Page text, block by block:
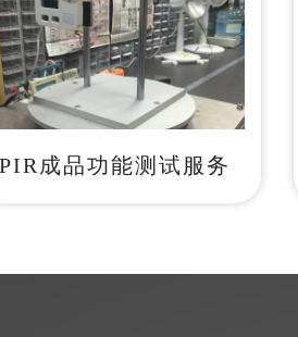
PIR成品功能测试服务